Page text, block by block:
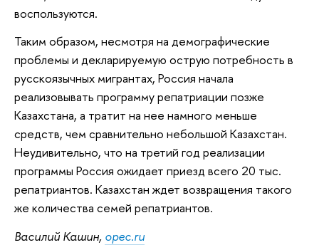
воспользуются.
Таким образом, несмотря на демографические
проблемы и декларируемую острую потребность в
русскоязычных мигрантах, Россия начала
реализовывать программу репатриации позже
Казахстана, а тратит на нее намного меньше
средств, чем сравнительно небольшой Казахстан.
Неудивительно, что на третий год реализации
программы Россия ожидает приезд всего 20 тыс.
репатриантов. Казахстан ждет возвращения такого
же количества семей репатриантов.
Василий Кашин, opec.ru